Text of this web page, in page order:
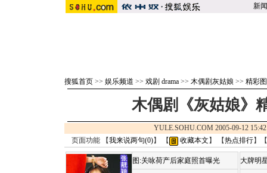
新闻
搜狐首页 >> 娱乐频道 >> 戏剧 drama >> 木偶剧灰姑娘 >> 精彩
木偶剧《灰姑娘》
YULE.SOHU.COM 2005-09-12
页面功能 【我来说两句(0)】 【 收藏本文 】 【热点排行】【
图:关咏荷产后家庭照首曝光 大牌明